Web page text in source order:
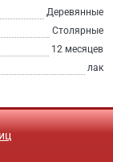
Деревянные
Столярные
12 месяцев
лак